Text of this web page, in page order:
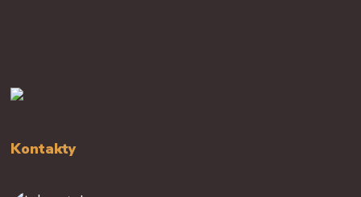
Kontakty